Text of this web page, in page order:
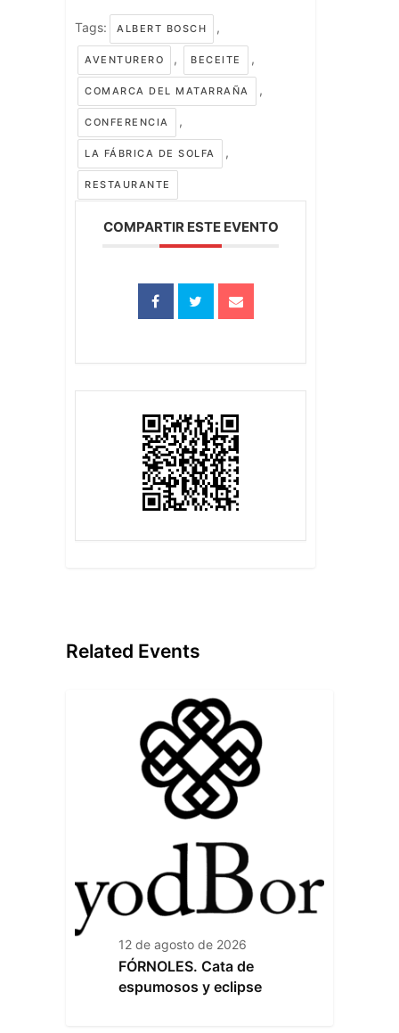
Tags: ALBERT BOSCH ,
AVENTURERO , BECEITE ,
COMARCA DEL MATARRAÑA ,
CONFERENCIA ,
LA FÁBRICA DE SOLFA ,
RESTAURANTE
COMPARTIR ESTE EVENTO
Related Events
12 de agosto de 2026
FÓRNOLES. Cata de
espumosos y eclipse